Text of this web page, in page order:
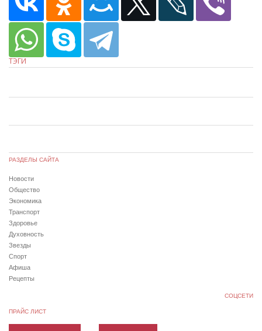
ТЭГИ
РАЗДЕЛЫ САЙТА
Новости
Общество
Экономика
Транспорт
Здоровье
Духовность
Звезды
Спорт
Афиша
Рецепты
СОЦСЕТИ
ПРАЙС ЛИСТ